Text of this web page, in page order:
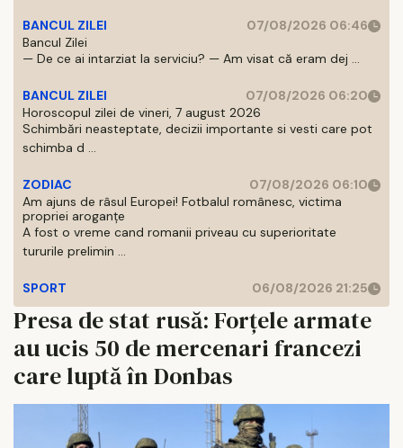
BANCUL ZILEI
07/08/2026 06:46
Bancul Zilei
— De ce ai intarziat la serviciu? — Am visat că eram dej ...
BANCUL ZILEI
07/08/2026 06:20
Horoscopul zilei de vineri, 7 august 2026
Schimbări neasteptate, decizii importante si vesti care pot
schimba d ...
ZODIAC
07/08/2026 06:10
Am ajuns de râsul Europei! Fotbalul românesc, victima
propriei aroganțe
A fost o vreme cand romanii priveau cu superioritate
tururile prelimin ...
SPORT 06/08/2026 21:25
Presa de stat rusă: Forțele armate
au ucis 50 de mercenari francezi
care luptă în Donbas